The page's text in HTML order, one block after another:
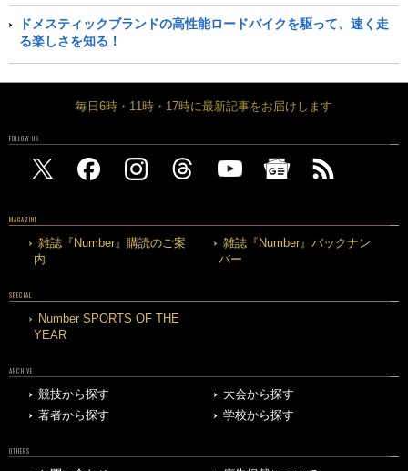
ドメスティックブランドの高性能ロードバイクを駆って、速く走
る楽しさを知る！
毎日6時・11時・17時に最新記事をお届けします
FOLLOW US
MAGAZINE
雑誌『Number』購読のご案
内
雑誌『Number』バックナン
バー
SPECIAL
Number SPORTS OF THE
YEAR
ARCHIVE
競技から探す
大会から探す
著者から探す
学校から探す
OTHERS